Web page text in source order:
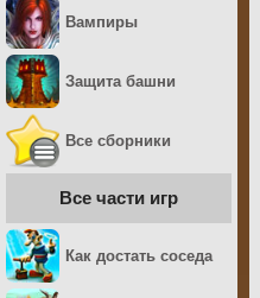
Вампиры
Защита башни
Все сборники
Все части игр
Как достать соседа